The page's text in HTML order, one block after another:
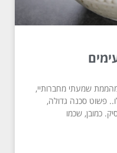
שמעתי מחברותיי,
פשוט סכנה גדולה,
כמובן, שכמו